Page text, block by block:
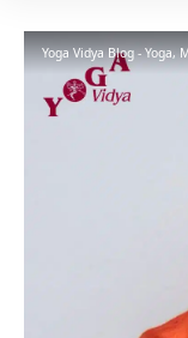
Yoga Vidya Blog - Yoga,